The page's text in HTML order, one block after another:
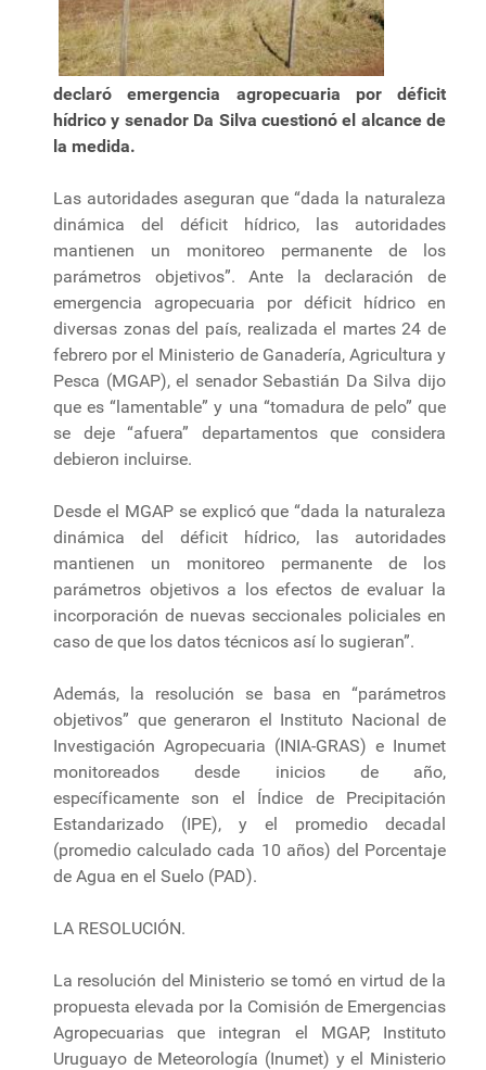
declaró emergencia agropecuaria por déficit
hídrico y senador Da Silva cuestionó el alcance de
la medida.
Las autoridades aseguran que “dada la naturaleza
dinámica del déficit hídrico, las autoridades
mantienen un monitoreo permanente de los
parámetros objetivos”. Ante la declaración de
emergencia agropecuaria por déficit hídrico en
diversas zonas del país, realizada el martes 24 de
febrero por el Ministerio de Ganadería, Agricultura y
Pesca (MGAP), el senador Sebastián Da Silva dijo
que es “lamentable” y una “tomadura de pelo” que
se deje “afuera” departamentos que considera
debieron incluirse.
Desde el MGAP se explicó que “dada la naturaleza
dinámica del déficit hídrico, las autoridades
mantienen un monitoreo permanente de los
parámetros objetivos a los efectos de evaluar la
incorporación de nuevas seccionales policiales en
caso de que los datos técnicos así lo sugieran”.
Además, la resolución se basa en “parámetros
objetivos” que generaron el Instituto Nacional de
Investigación Agropecuaria (INIA-GRAS) e Inumet
monitoreados desde inicios de año,
específicamente son el Índice de Precipitación
Estandarizado (IPE), y el promedio decadal
(promedio calculado cada 10 años) del Porcentaje
de Agua en el Suelo (PAD).
LA RESOLUCIÓN.
La resolución del Ministerio se tomó en virtud de la
propuesta elevada por la Comisión de Emergencias
Agropecuarias que integran el MGAP, Instituto
Uruguayo de Meteorología (Inumet) y el Ministerio